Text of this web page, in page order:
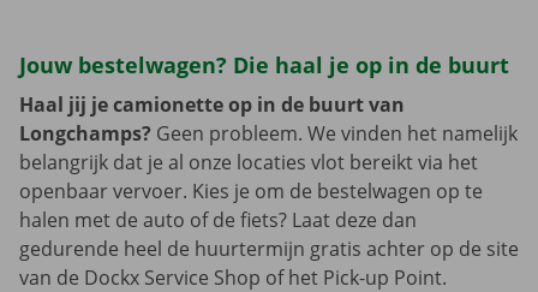
Jouw bestelwagen? Die haal je op in de buurt
Haal jij je camionette op in de buurt van
Longchamps? Geen probleem. We vinden het namelijk
belangrijk dat je al onze locaties vlot bereikt via het
openbaar vervoer. Kies je om de bestelwagen op te
halen met de auto of de fiets? Laat deze dan
gedurende heel de huurtermijn gratis achter op de site
van de Dockx Service Shop of het Pick-up Point.